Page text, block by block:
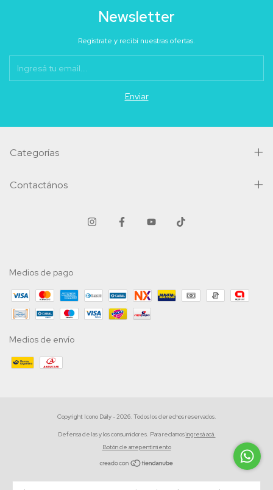
Newsletter
Registrate y recibí nuestras ofertas.
Categorías
Contactános
Medios de pago
Medios de envío
Copyright Icono Daily - 2026. Todos los derechos reservados.
Defensa de las y los consumidores. Para reclamosingresá acá.
Botón de arrepentimiento